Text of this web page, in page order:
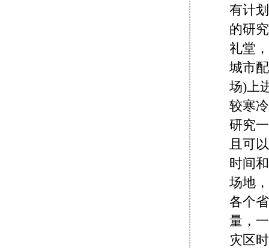
有计
的研
礼堂
城市
场)上
较寒
研究
且可
时间
场地
各个
量，
灾区